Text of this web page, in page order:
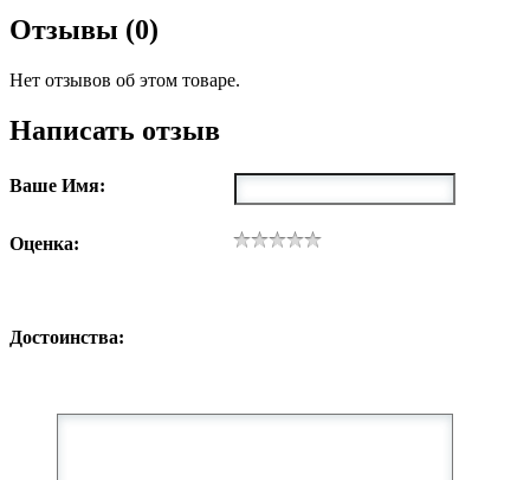
Отзывы (0)
Нет отзывов об этом товаре.
Написать отзыв
Ваше Имя:
Оценка:
Достоинства: